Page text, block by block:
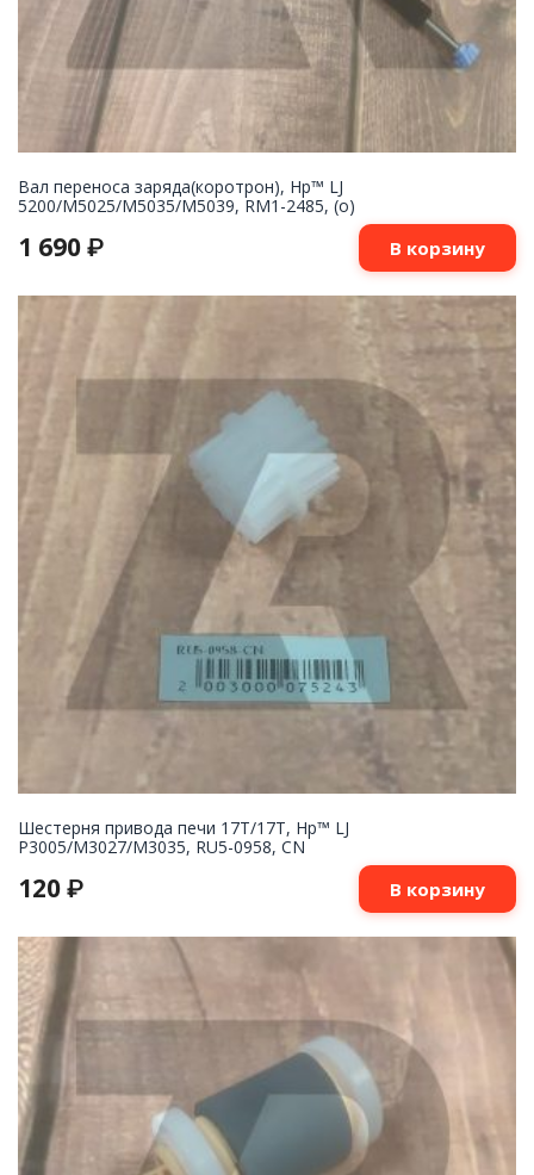
Вал переноса заряда(коротрон), Hp™ LJ
5200/M5025/M5035/M5039, RM1-2485, (о)
1 690 ₽ В корзину
Шестерня привода печи 17T/17T, Hp™ LJ
P3005/M3027/M3035, RU5-0958, CN
120 ₽ В корзину